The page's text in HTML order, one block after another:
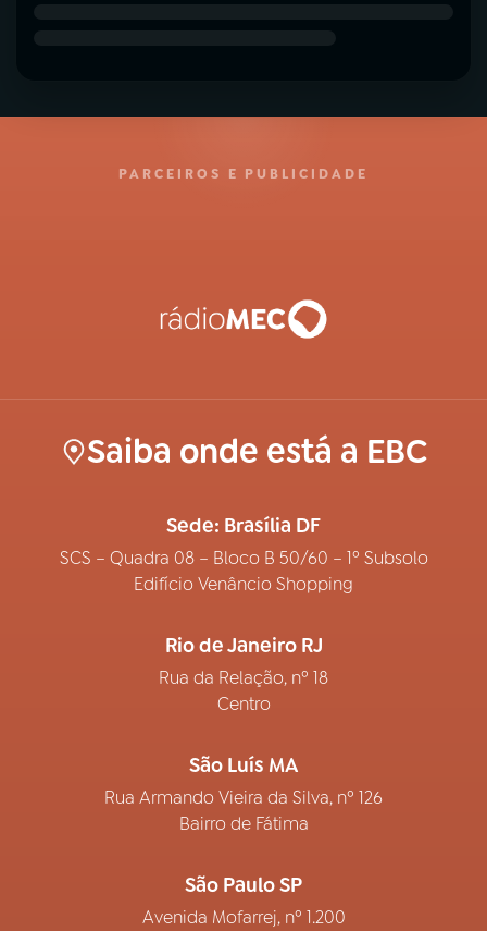
PARCEIROS E PUBLICIDADE
Saiba onde está a EBC
Sede: Brasília DF
SCS – Quadra 08 – Bloco B 50/60 – 1º Subsolo
Edifício Venâncio Shopping
Rio de Janeiro RJ
Rua da Relação, nº 18
Centro
São Luís MA
Rua Armando Vieira da Silva, nº 126
Bairro de Fátima
São Paulo SP
Avenida Mofarrej, nº 1.200